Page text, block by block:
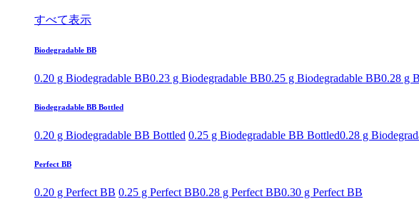
すべて表示
Biodegradable BB
0.20 g Biodegradable BB0.23 g Biodegradable BB0.25 g Biodegradable BB0.28 g
Biodegradable BB Bottled
0.20 g Biodegradable BB Bottled 0.25 g Biodegradable BB Bottled0.28 g
Perfect BB
0.20 g Perfect BB 0.25 g Perfect BB0.28 g Perfect BB0.30 g Perfect BB